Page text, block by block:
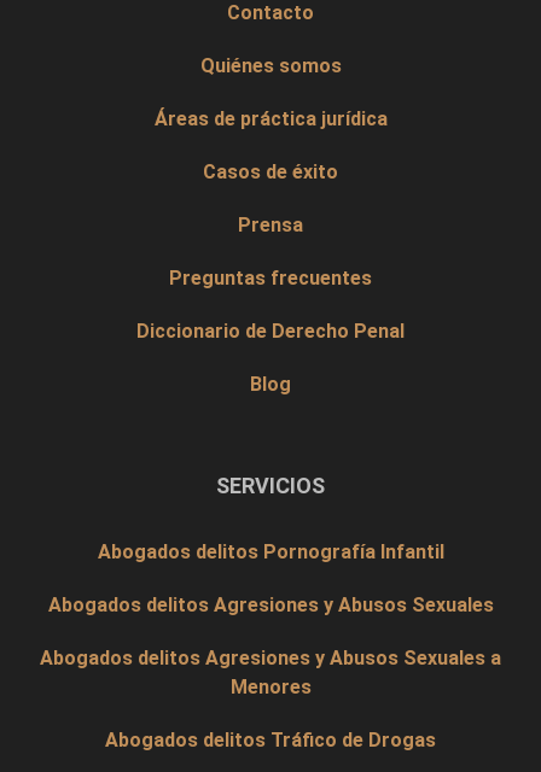
Contacto
Quiénes somos
Áreas de práctica jurídica
Casos de éxito
Prensa
Preguntas frecuentes
Diccionario de Derecho Penal
Blog
SERVICIOS
Abogados delitos Pornografía Infantil
Abogados delitos Agresiones y Abusos Sexuales
Abogados delitos Agresiones y Abusos Sexuales a
Menores
Abogados delitos Tráfico de Drogas